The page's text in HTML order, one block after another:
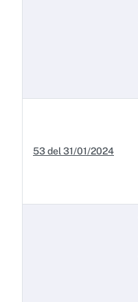
53 del 31/01/2024